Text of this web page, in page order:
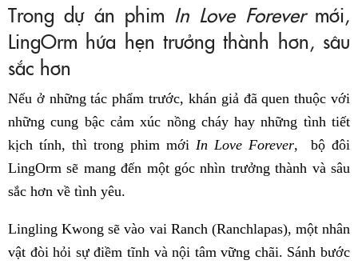
Trong dự án phim In Love Forevermới,
LingOrm hứa hẹn trưởng thành hơn, sâu
sắc hơn
Nếu ở những tác phẩm trước, khán giả đã quen thuộc với
những cung bậc cảm xúc nồng cháy hay những tình tiết
kịch tính, thì trong phim mới In Love Forever, bộ đôi
LingOrm sẽ mang đến một góc nhìn trưởng thành và sâu
sắc hơn về tình yêu.
Lingling Kwong sẽ vào vai Ranch (Ranchlapas), một nhân
vật đòi hỏi sự điềm tĩnh và nội tâm vững chãi. Sánh bước